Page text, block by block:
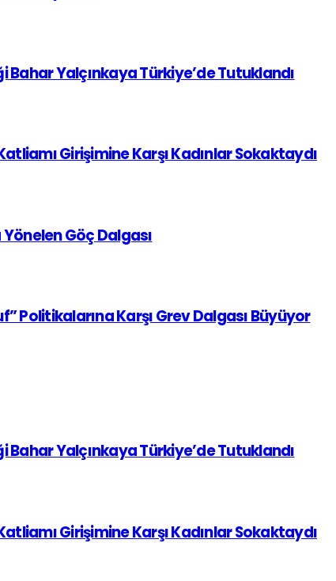
Bahar Yalçınkaya Türkiye’de Tutuklandı
Girişimine Karşı Kadınlar Sokaktaydı
Göç Dalgası
Politikalarına Karşı Grev Dalgası Büyüyor
Bahar Yalçınkaya Türkiye’de Tutuklandı
Girişimine Karşı Kadınlar Sokaktaydı